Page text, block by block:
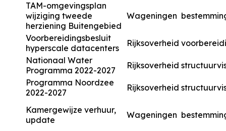
TAM-omgevingsplan
wijziging tweede
herziening Buitengebied
Wageningen
Voorbereidingsbesluit
hyperscale datacenters
Rijksoverheid
Nationaal Water
Programma 2022-2027
Rijksoverheid
Programma Noordzee
2022-2027
Rijksoverheid
Kamergewijze verhuur,
update
Wageningen